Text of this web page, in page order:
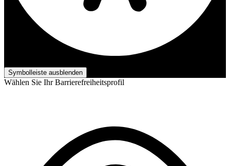
Symbolleiste ausblenden
Wählen Sie Ihr Barrierefreiheitsprofil